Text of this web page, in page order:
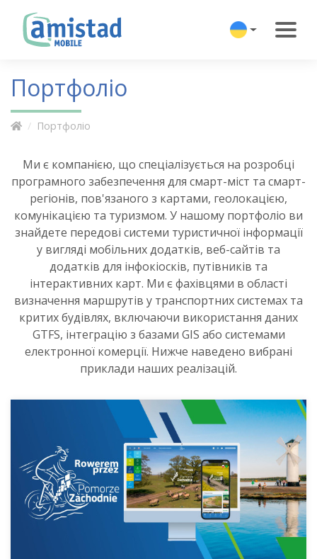
Портфоліо
Портфоліо
Ми є компанією, що спеціалізується на розробці
програмного забезпечення для смарт-міст та смарт-
регіонів, пов'язаного з картами, геолокацією,
комунікацією та туризмом. У нашому портфоліо ви
знайдете передові системи туристичної інформації
у вигляді мобільних додатків, веб-сайтів та
додатків для інфокіосків, путівників та
інтерактивних карт. Ми є фахівцями в області
визначення маршрутів у транспортних системах та
критих будівлях, включаючи використання даних
GTFS, інтеграцію з базами GIS або системами
електронної комерції. Нижче наведено вибрані
приклади наших реалізацій.
Західна Померанія